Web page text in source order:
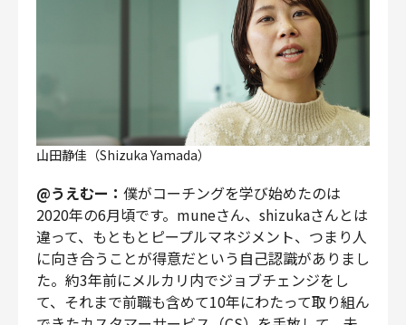
山田静佳（Shizuka Yamada）
@うえむー： 僕がコーチングを学び始めたのは
2020年の6月頃です。muneさん、shizukaさんとは
違って、もともとピープルマネジメント、つまり人
に向き合うことが得意だという自己認識がありまし
た。約3年前にメルカリ内でジョブチェンジをし
て、それまで前職も含めて10年にわたって取り組ん